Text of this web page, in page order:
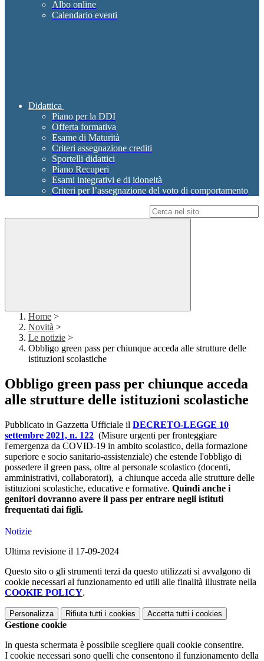
Albo online
Calendario eventi
Didattica
Piano per la DDI
Offerta formativa
Esame di Maturità
Criteri assegnazione crediti
Sportelli didattici
Piano Recuperi
Esami integrativi e di idoneità
Criteri per l’assegnazione del voto di comportamento
Home >
Novità >
Le notizie >
Obbligo green pass per chiunque acceda alle strutture delle
istituzioni scolastiche
Obbligo green pass per chiunque acceda
alle strutture delle istituzioni scolastiche
Pubblicato in Gazzetta Ufficiale il DECRETO-LEGGE 10
settembre 2021, n. 122 (Misure urgenti per fronteggiare
l'emergenza da COVID-19 in ambito scolastico, della formazione
superiore e socio sanitario-assistenziale) che estende l'obbligo di
possedere il green pass, oltre al personale scolastico (docenti,
amministrativi, collaboratori), a chiunque acceda alle strutture delle
istituzioni scolastiche, educative e formative. Quindi anche i
genitori dovranno avere il pass per entrare negli istituti
frequentati dai figli.
Notizie
Ultima revisione il 17-09-2024
Questo sito o gli strumenti terzi da questo utilizzati si avvalgono di
cookie necessari al funzionamento ed utili alle finalità illustrate nella
COOKIE POLICY.
Personalizza Rifiuta tutti i cookies Accetta tutti i cookies
Gestione cookie
In questa schermata è possibile scegliere quali cookie consentire.
I cookie necessari sono quelli che consentono il funzionamento della